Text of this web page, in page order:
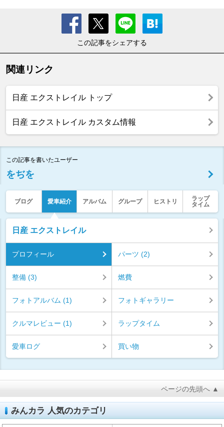
この記事をシェアする
関連リンク
日産 エクストレイル トップ
日産 エクストレイル カスタム情報
この記事を書いたユーザー
をぢを
ブログ 愛車紹介 アルバム グループ ヒストリ
ラップ
タイム
日産 エクストレイル
プロフィール パーツ (2)
整備 (3) 燃費
フォトアルバム (1) フォトギャラリー
クルマレビュー (1) ラップタイム
愛車ログ 買い物
ページの先頭へ ▲
みんカラ 人気のカテゴリ